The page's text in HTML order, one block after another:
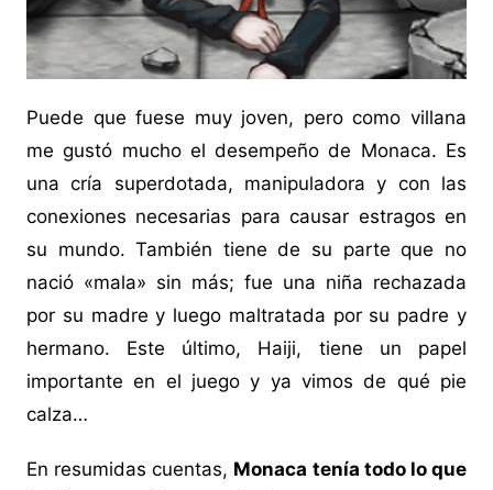
Puede que fuese muy joven, pero como villana
me gustó mucho el desempeño de Monaca. Es
una cría superdotada, manipuladora y con las
conexiones necesarias para causar estragos en
su mundo. También tiene de su parte que no
nació «mala» sin más; fue una niña rechazada
por su madre y luego maltratada por su padre y
hermano. Este último, Haiji, tiene un papel
importante en el juego y ya vimos de qué pie
calza…
En resumidas cuentas, Monaca tenía todo lo que